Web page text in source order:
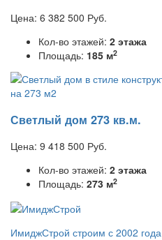
Цена: 6 382 500 Руб.
Кол-во этажей: 2 этажа
Площадь: 185 м2
Светлый дом 273 кв.м.
Цена: 9 418 500 Руб.
Кол-во этажей: 2 этажа
Площадь: 273 м2
ИмиджСтрой строим с 2002 года